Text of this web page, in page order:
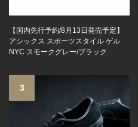
【国内先行予約/8月13日発売予定】
アシックス スポーツスタイル ゲル
NYC スモークグレー/ブラック
3